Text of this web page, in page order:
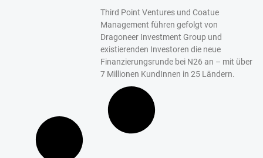
Third Point Ventures und Coatue
Management führen gefolgt von
Dragoneer Investment Group und
existierenden Investoren die neue
Finanzierungsrunde bei N26 an – mit über
7 Millionen KundInnen in 25 Ländern.